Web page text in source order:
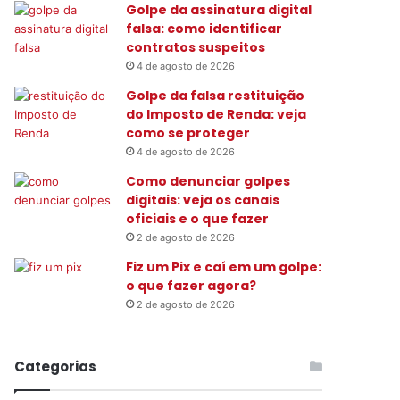
:
Golpe da assinatura digital
falsa: como identificar
contratos suspeitos
4 de agosto de 2026
Golpe da falsa restituição
do Imposto de Renda: veja
como se proteger
4 de agosto de 2026
Como denunciar golpes
digitais: veja os canais
oficiais e o que fazer
2 de agosto de 2026
Fiz um Pix e caí em um golpe:
o que fazer agora?
2 de agosto de 2026
Categorias